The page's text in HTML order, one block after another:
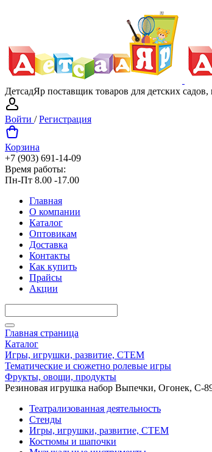
ДетсадЯр поставщик товаров для детских
Войти /Регистрация
Корзина
+7 (903) 691-14-09
Время работы:
Пн-Пт 8.00 -17.00
Главная
О компании
Каталог
Оптовикам
Доставка
Контакты
Как купить
Прайсы
Акции
Главная страница
Каталог
Игры, игрушки, развитие, СТЕМ
Тематические и сюжетно ролевые игры
Фрукты, овощи, продукты
Резиновая игрушка набор Выпечки, Огонек, С-
Театрализованная деятельность
Стенды
Игры, игрушки, развитие, СТЕМ
Костюмы и шапочки